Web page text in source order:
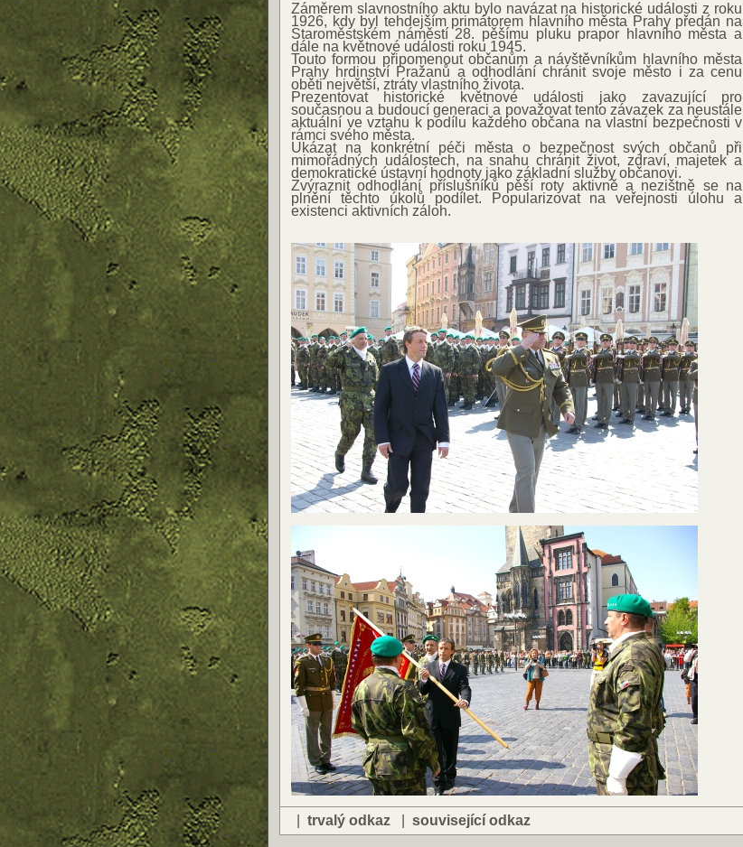
Záměrem slavnostního aktu bylo navázat na historické události z roku
1926, kdy byl tehdejším primátorem hlavního města Prahy předán na
Staroměstském náměstí 28. pěšímu pluku prapor hlavního města a
dále na květnové události roku 1945.
Touto formou připomenout občanům a návštěvníkům hlavního města
Prahy hrdinství Pražanů a odhodlání chránit svoje město i za cenu
oběti největší, ztráty vlastního života.
Prezentovat historické květnové události jako zavazující pro
současnou a budoucí generaci a považovat tento závazek za neustále
aktuální ve vztahu k podílu každého občana na vlastní bezpečnosti v
rámci svého města.
Ukázat na konkrétní péči města o bezpečnost svých občanů při
mimořádných událostech, na snahu chránit život, zdraví, majetek a
demokratické ústavní hodnoty jako základní služby občanovi.
Zvýraznit odhodlání příslušníků pěší roty aktivně a nezištně se na
plnění těchto úkolů podílet. Popularizovat na veřejnosti úlohu a
existenci aktivních záloh.
trvalý odkaz související odkaz